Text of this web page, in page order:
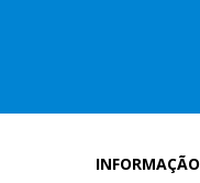
INFORMAÇÃO